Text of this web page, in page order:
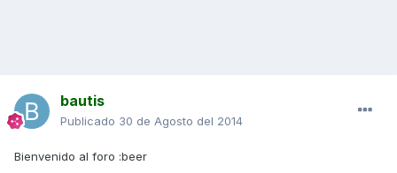
bautis
Publicado 30 de Agosto del 2014
Bienvenido al foro :beer